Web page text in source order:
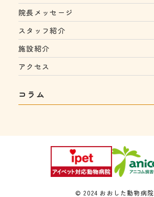
院長メッセージ
スタッフ紹介
施設紹介
アクセス
コラム
© 2024 おおした動物病院